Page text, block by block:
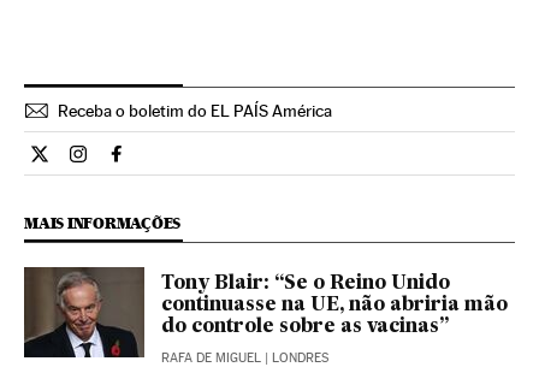
Receba o boletim do EL PAÍS América
Internacional El País Brasil en Twitter
Internacional El País Brasil en Instagram
Internacional El País Brasil en Facebook
MAIS INFORMAÇÕES
Tony Blair: “Se o Reino Unido
continuasse na UE, não abriria mão
do controle sobre as vacinas”
RAFA DE MIGUEL | LONDRES